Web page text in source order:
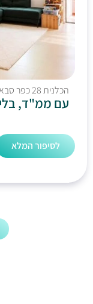
הכלנית 28 כפר סבא
עם ממ"ד,
לסיפור המלא